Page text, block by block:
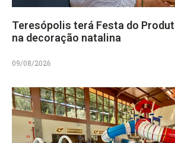
Teresópolis terá Festa do
na decoração natalina
09/08/2026